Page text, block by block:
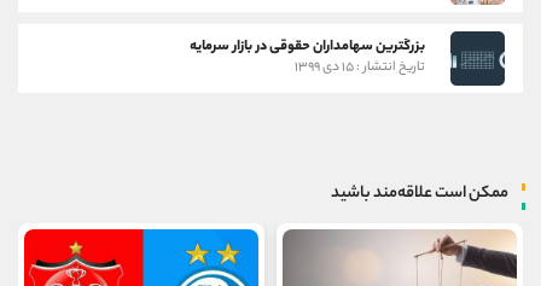
بزرگترین سهامداران حقوقی در بازار سرمایه
تاریخ انتشار : ۱۵ دی ۱۳۹۹
ممکن است علاقه‌مند باشید